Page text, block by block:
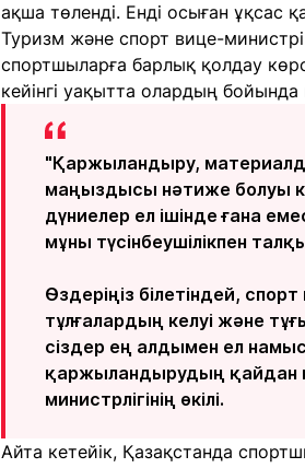
ақша төленді. Енді осыған ұқсас
Туризм және спорт вице-
спортшыларға барлық қолдау
кейінгі уақытта олардың
"Қаржыландыру,
маңыздысы нәтиже болуы
дүниелер ел ішінде ғана
мұны түсінбеушілікпен
Өздеріңіз білетіндей,
тұлғалардың келуі және
сіздер ең алдымен ел
қаржыландырудың қайдан
министрлігінің өкілі.
Айта кетейік, Қазақстанда